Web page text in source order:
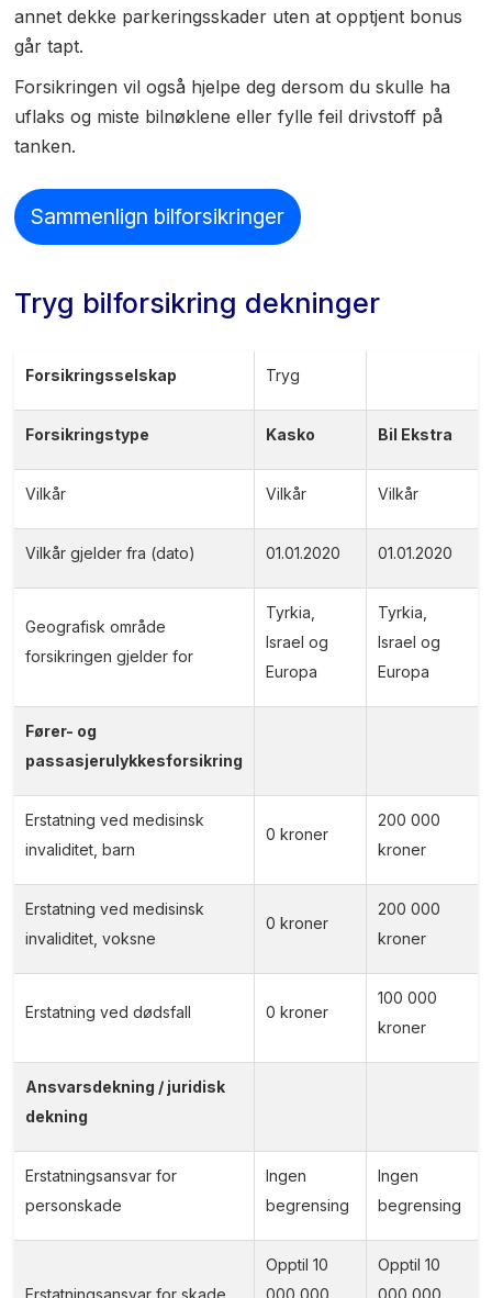
annet dekke parkeringsskader uten at opptjent bonus
går tapt.
Forsikringen vil også hjelpe deg dersom du skulle ha
uflaks og miste bilnøklene eller fylle feil drivstoff på
tanken.
Sammenlign bilforsikringer
Tryg bilforsikring dekninger
Forsikringsselskap Tryg
Forsikringstype Kasko Bil Ekstra
Vilkår Vilkår Vilkår
Vilkår gjelder fra (dato) 01.01.2020 01.01.2020
Geografisk område
forsikringen gjelder for
Tyrkia,
Israel og
Europa
Tyrkia,
Israel og
Europa
Fører- og
passasjerulykkesforsikring
Erstatning ved medisinsk
invaliditet, barn
0 kroner
200 000
kroner
Erstatning ved medisinsk
invaliditet, voksne
0 kroner
200 000
kroner
Erstatning ved dødsfall 0 kroner
100 000
kroner
Ansvarsdekning / juridisk
dekning
Erstatningsansvar for
personskade
Ingen
begrensing
Ingen
begrensing
Erstatningsansvar for skade
Opptil 10
000 000
Opptil 10
000 000